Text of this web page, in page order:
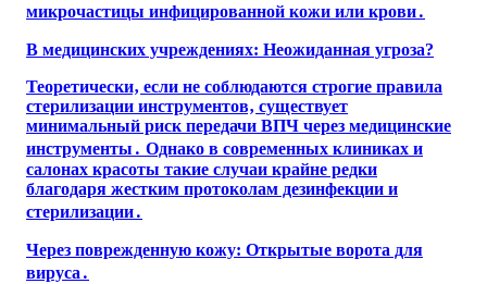
микрочастицы инфицированной кожи или крови․
В медицинских учреждениях: Неожиданная угроза?
Теоретически‚ если не соблюдаются строгие правила
стерилизации инструментов‚ существует
минимальный риск передачи ВПЧ через медицинские
инструменты․ Однако в современных клиниках и
салонах красоты такие случаи крайне редки
благодаря жестким протоколам дезинфекции и
стерилизации․
Через поврежденную кожу: Открытые ворота для
вируса․